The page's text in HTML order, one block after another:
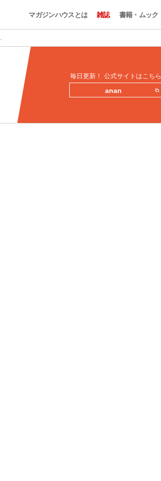
マガジンハウスとは 雑誌 書籍・ムック
毎日更新！ 公式サイトはこちら
anan